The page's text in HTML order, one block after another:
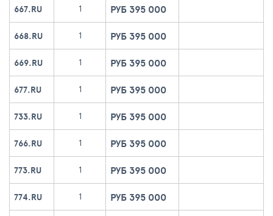
667.RU 1 РУБ 395 000
668.RU 1 РУБ 395 000
669.RU 1 РУБ 395 000
677.RU 1 РУБ 395 000
733.RU 1 РУБ 395 000
766.RU 1 РУБ 395 000
773.RU 1 РУБ 395 000
774.RU 1 РУБ 395 000